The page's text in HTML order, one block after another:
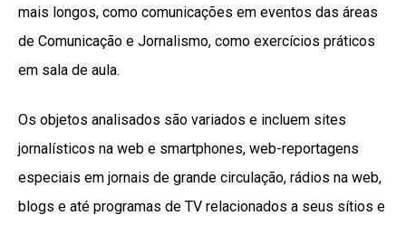
mais longos, como comunicações em eventos das áreas
de Comunicação e Jornalismo, como exercícios práticos
em sala de aula.
Os objetos analisados são variados e incluem sites
jornalísticos na web e smartphones, web-reportagens
especiais em jornais de grande circulação, rádios na web,
blogs e até programas de TV relacionados a seus sítios e